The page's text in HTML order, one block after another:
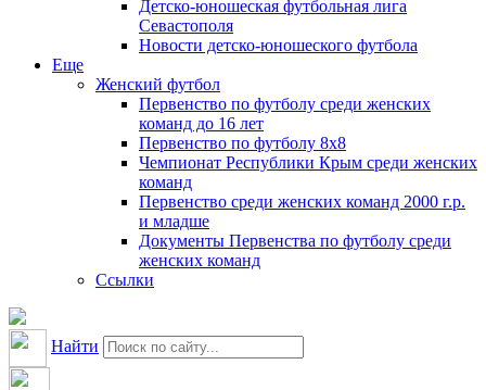
Детско-юношеская футбольная лига
Севастополя
Новости детско-юношеского футбола
Еще
Женский футбол
Первенство по футболу среди женских
команд до 16 лет
Первенство по футболу 8х8
Чемпионат Республики Крым среди женских
команд
Первенство среди женских команд 2000 г.р.
и младше
Документы Первенства по футболу среди
женских команд
Ссылки
Найти